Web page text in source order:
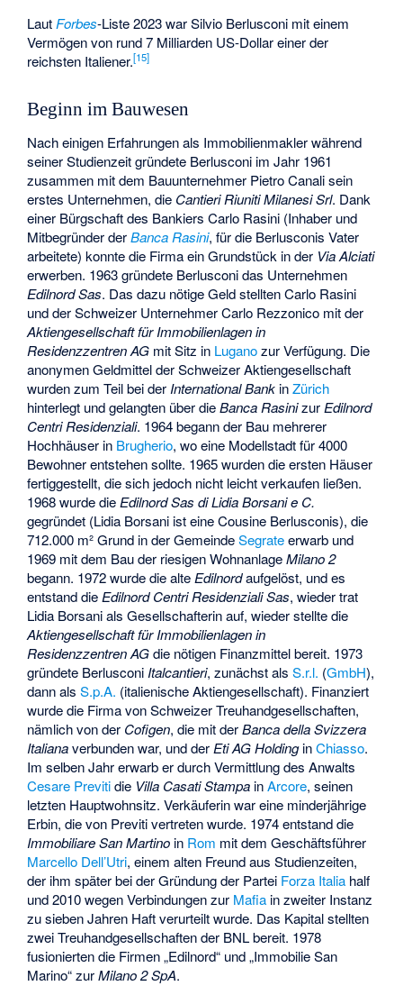
Laut Forbes-Liste 2023 war Silvio Berlusconi mit einem
Vermögen von rund 7 Milliarden US-Dollar einer der
reichsten Italiener.[15]
Beginn im Bauwesen
Nach einigen Erfahrungen als Immobilienmakler während
seiner Studienzeit gründete Berlusconi im Jahr 1961
zusammen mit dem Bauunternehmer Pietro Canalisein
erstes Unternehmen, die Cantieri Riuniti Milanesi Srl. Dank
einer Bürgschaft des BankiersCarlo Rasini (Inhaber und
Mitbegründer derBanca Rasini, für die Berlusconis Vater
arbeitete) konnte die Firma ein Grundstück in der Via Alciati
erwerben. 1963 gründete Berlusconi das Unternehmen
Edilnord Sas. Das dazu nötige Geld stellten Carlo Rasini
und der Schweizer Unternehmer Carlo Rezzonico mit der
Aktiengesellschaft für Immobilienlagen in
Residenzzentren AG mit Sitz in Luganozur Verfügung. Die
anonymen Geldmittel der Schweizer Aktiengesellschaft
wurden zum Teil bei derInternational Bank inZürich
hinterlegt und gelangten über dieBanca RasinizurEdilnord
Centri Residenziali. 1964 begann der Bau mehrerer
Hochhäuser in Brugherio, wo eine Modellstadt für 4000
Bewohner entstehen sollte. 1965 wurden die ersten Häuser
fertiggestellt, die sich jedoch nicht leicht verkaufen ließen.
1968 wurde dieEdilnord Sas di Lidia Borsani e C.
gegründet (Lidia Borsani ist eine Cousine Berlusconis), die
712.000 m² Grund in der GemeindeSegrateerwarb und
1969 mit dem Bau der riesigen WohnanlageMilano 2
begann. 1972 wurde die alteEdilnordaufgelöst, und es
entstand dieEdilnord Centri Residenziali Sas, wieder trat
Lidia Borsani als Gesellschafterin auf, wieder stellte die
Aktiengesellschaft für Immobilienlagen in
Residenzzentren AGdie nötigen Finanzmittel bereit. 1973
gründete BerlusconiItalcantieri, zunächst alsS.r.l. (GmbH),
dann alsS.p.A. (italienische Aktiengesellschaft). Finanziert
wurde die Firma von Schweizer Treuhandgesellschaften,
nämlich von der Cofigen, die mit derBanca della Svizzera
Italianaverbunden war, und derEti AG HoldinginChiasso.
Im selben Jahr erwarb er durch Vermittlung des Anwalts
Cesare Previtidie Villa Casati Stampa inArcore, seinen
letzten Hauptwohnsitz. Verkäuferin war eine minderjährige
Erbin, die von Previti vertreten wurde. 1974 entstand die
Immobiliare San Martino in Rom mit dem Geschäftsführer
Marcello Dell’Utri, einem alten Freund aus Studienzeiten,
der ihm später bei der Gründung der Partei Forza Italia half
und 2010 wegen Verbindungen zur Mafia in zweiter Instanz
zu sieben Jahren Haft verurteilt wurde. Das Kapital stellten
zwei Treuhandgesellschaften der BNLbereit. 1978
fusionierten die Firmen „Edilnord“ und „Immobilie San
Marino“ zurMilano 2 SpA.